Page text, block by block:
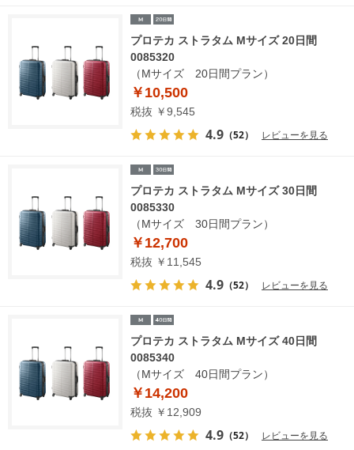
プロテカ ストラタム Mサイズ 20日間
0085320
（Mサイズ 20日間プラン）
￥10,500
税抜 ￥9,545
4.9 （52） レビューを見る
プロテカ ストラタム Mサイズ 30日間
0085330
（Mサイズ 30日間プラン）
￥12,700
税抜 ￥11,545
4.9 （52） レビューを見る
プロテカ ストラタム Mサイズ 40日間
0085340
（Mサイズ 40日間プラン）
￥14,200
税抜 ￥12,909
4.9 （52） レビューを見る